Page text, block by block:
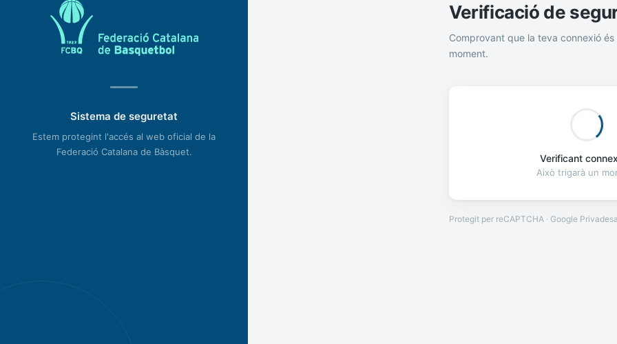
Sistema de seguretat
Estem protegint l'accés al web oficial de la
Federació Catalana de Bàsquet.
Verificació de
Comprovant que la teva connexió és
moment.
Verificant
Això trigarà un
Protegit per reCAPTCHA · Google Privadesa